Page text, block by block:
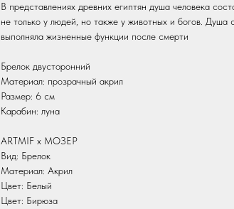
В представлениях древних египтян душа человека
не только у людей, но также у животных и богов. Душа
выполняла жизненные функции после смерти
Брелок двусторонний
Материал: прозрачный акрил
Размер: 6 см
Карабин: луна
ARTMIF х МОЗЕР
Вид: Брелок
Материал: Акрил
Цвет: Белый
Цвет: Бирюза